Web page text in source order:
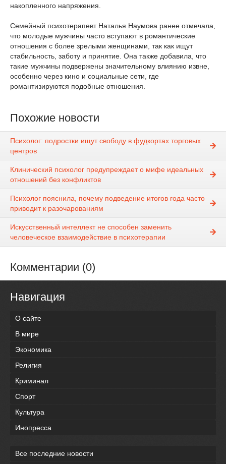
накопленного напряжения.
Семейный психотерапевт Наталья Наумова ранее отмечала,
что молодые мужчины часто вступают в романтические
отношения с более зрелыми женщинами, так как ищут
стабильность, заботу и принятие. Она также добавила, что
такие мужчины подвержены значительному влиянию извне,
особенно через кино и социальные сети, где
романтизируются подобные отношения.
Похожие новости
Психолог: подростки ищут свободу в фудкортах торговых
центров
Клинический психолог предупреждает о мифе идеальных
отношений без конфликтов
Психолог пояснила, почему подведение итогов года часто
приводит к разочарованиям
Искусственный интеллект не способен заменить
человеческое взаимодействие в психотерапии
Комментарии (0)
Навигация
О сайте
В мире
Экономика
Религия
Криминал
Спорт
Культура
Инопресса
Все последние новости